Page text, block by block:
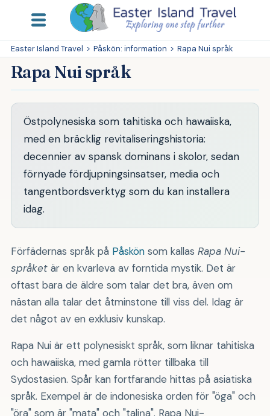
Easter Island Travel > Påskön: information > Rapa Nui språk
Rapa Nui språk
Östpolynesiska som tahitiska och hawaiiska,
med en bräcklig revitaliseringshistoria:
decennier av spansk dominans i skolor, sedan
förnyade fördjupningsinsatser, media och
tangentbordsverktyg som du kan installera
idag.
Förfädernas språk på Påskönsom kallas Rapa Nui-
språketär en kvarleva av forntida mystik. Det är
oftast bara de äldre som talar det bra, även om
nästan alla talar det åtminstone till viss del. Idag är
det något av en exklusiv kunskap.
Rapa Nui är ett polynesiskt språk, som liknar tahitiska
och hawaiiska, med gamla rötter tillbaka till
Sydostasien. Spår kan fortfarande hittas på asiatiska
språk. Exempel är de indonesiska orden för "öga" och
"öra" som är "mata" och "taliŋa". Rapa Nui-